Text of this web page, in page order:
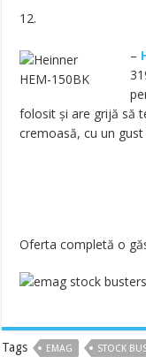
12.
–
folosit și are grijă să
cremoasă, cu un gust
Oferta completă o
Tags EMAG STOCK